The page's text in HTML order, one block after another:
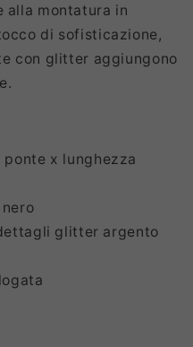
alla montatura in
di sofisticazione,
con glitter aggiungono
x lunghezza
glitter argento